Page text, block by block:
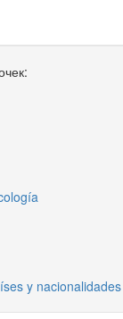
y nacionalidades